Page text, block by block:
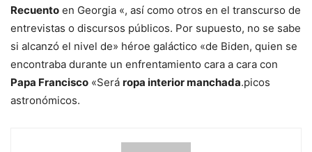
Recuento en Georgia «, así como otros en el transcurso de
entrevistas o discursos públicos. Por supuesto, no se sabe
si alcanzó el nivel de» héroe galáctico «de Biden, quien se
encontraba durante un enfrentamiento cara a cara con
Papa Francisco «Será ropa interior manchada.picos
astronómicos.